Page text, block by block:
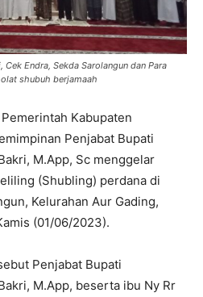
Endra, Sekda Sarolangun dan Para
shubuh berjamaah
Kabupaten
Penjabat Bupati
M.App, Sc menggelar
(Shubling) perdana di
Kelurahan Aur Gading,
(01/06/2023).
Penjabat Bupati
M.App, beserta ibu Ny Rr